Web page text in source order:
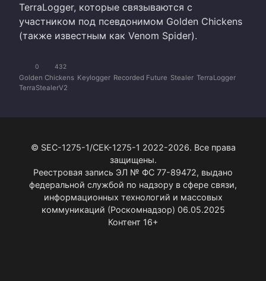
TerraLogger, которые связываются с
участником под псевдонимом Golden Chickens
(также известным как Venom Spider).
0 432
Golden Chickens Keylogger Recorded Future Stealer TerraLogger
TerraStealerV2
© SEC-1275-1/СЕК-1275-1 2022-2026. Все права
защищены.
Реестровая запись ЭЛ № ФС 77-89472, выдано
федеральной службой по надзору в сфере связи,
информационных технологий и массовых
коммуникаций (Роскомнадзор) 06.05.2025
Контент 16+